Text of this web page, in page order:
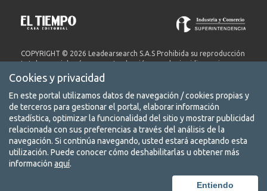
COPYRIGHT © 2026 Leadearsearch S.A.S Prohibida su reproducción
total o parcial, así como su traducción a cualquier idioma sin
autorización escrita de su titular. elempleo.com es un producto de
Leadearsearch S.A.S. Nit. 8300651578.
Términos y condiciones
Aviso de privacidad
Protección de datos
Conoce nuestra red de portales
Cookies y privacidad
En este portal utilizamos datos de navegación / cookies propias y
de terceros para gestionar el portal, elaborar información
estadística, optimizar la funcionalidad del sitio y mostrar publicidad
relacionada con sus preferencias a través del análisis de la
navegación. Si continúa navegando, usted estará aceptando esta
utilización. Puede conocer cómo deshabilitarlas u obtener más
información aquí.
Entiendo